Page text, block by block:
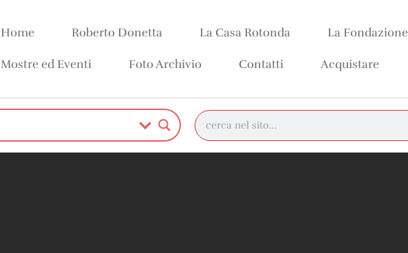
Home Roberto Donetta La Casa Rotonda La Fondazione
Mostre ed Eventi Foto Archivio Contatti Acquistare